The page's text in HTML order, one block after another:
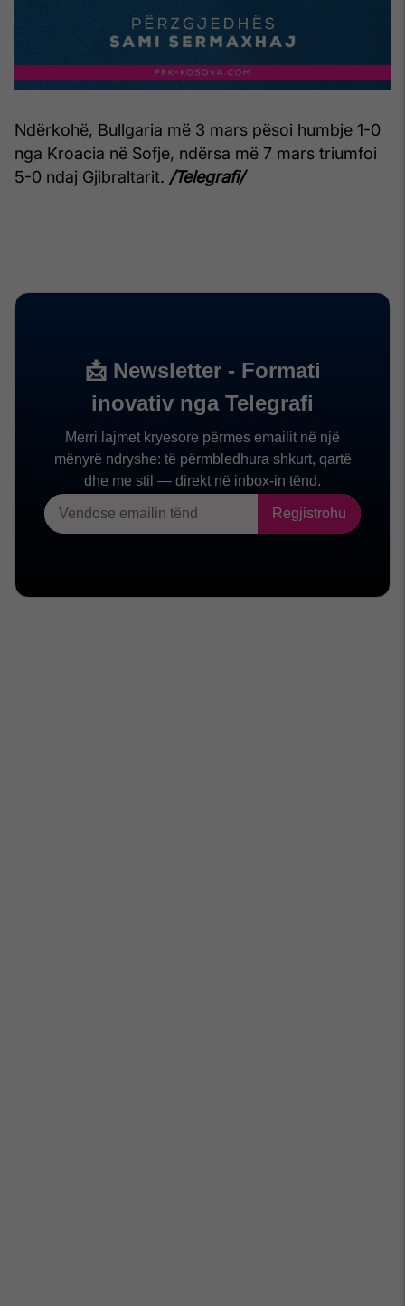
Ndërkohë, Bullgaria më 3 mars pësoi humbje 1-0
nga Kroacia në Sofje, ndërsa më 7 mars triumfoi
5-0 ndaj Gjibraltarit. /Telegrafi/